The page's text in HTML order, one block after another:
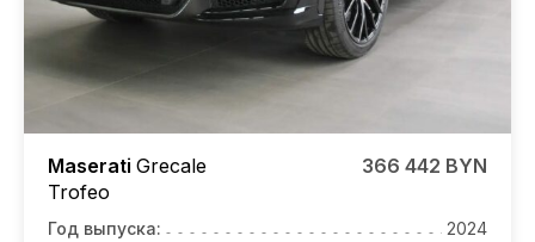
Maserati Grecale
Trofeo
366 442 BYN
Год выпуска:
2024